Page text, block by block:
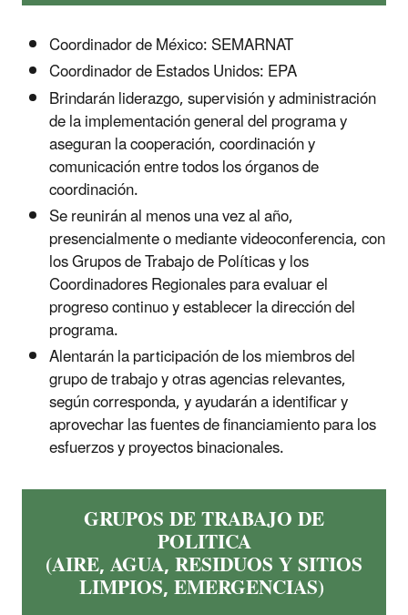
Coordinador de México: SEMARNAT
Coordinador de Estados Unidos: EPA
Brindarán liderazgo, supervisión y administración
de la implementación general del programa y
aseguran la cooperación, coordinación y
comunicación entre todos los órganos de
coordinación.
Se reunirán al menos una vez al año,
presencialmente o mediante videoconferencia, con
los Grupos de Trabajo de Políticas y los
Coordinadores Regionales para evaluar el
progreso continuo y establecer la dirección del
programa.
Alentarán la participación de los miembros del
grupo de trabajo y otras agencias relevantes,
según corresponda, y ayudarán a identificar y
aprovechar las fuentes de financiamiento para los
esfuerzos y proyectos binacionales.
GRUPOS DE TRABAJO DE
POLITICA
(AIRE, AGUA,RESIDUOS Y SITIOS
LIMPIOS, EMERGENCIAS)